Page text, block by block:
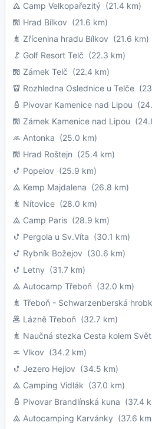
Camp Velkopařezitý (21.4 km)
Hrad Bílkov (21.6 km)
Zřícenina hradu Bílkov (21.6 km)
Golf Resort Telč (22.3 km)
Zámek Telč (22.4 km)
Rozhledna Oslednice u Telče
Pivovar Kamenice nad Lipou
Zámek Kamenice nad Lipou
Antonka (25.0 km)
Hrad Roštejn (25.4 km)
Popelov (25.9 km)
Kemp Majdalena (26.8 km)
Nítovice (28.0 km)
Camp Paris (28.9 km)
Pergola u Sv.Víta (30.1 km)
Rybník Božejov (30.6 km)
Letny (31.7 km)
Autocamp Třeboň (32.0 km)
Třeboň - Schwarzenberská hrobk
Lázně Třeboň (32.7 km)
Naučná stezka Cesta kolem Svět
Vlkov (34.2 km)
Jezero Hejlov (34.5 km)
Camping Vidlák (37.0 km)
Pivovar Brandlínská kuna (37.4
Autocamping Karvánky (37.6